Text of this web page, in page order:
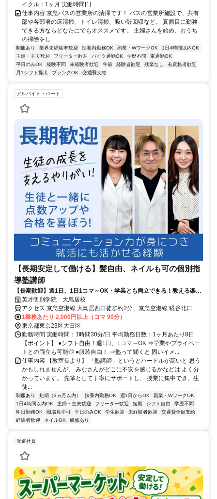
イクル：1ヶ月 実働時間[1]...
仕事内容 京急バスの営業所の清掃です！ バスの営業所施設で、共有
部や各部署の床清掃、トイレ清掃、吸い殻回収など。 真面目に勤務
できる方ならどなたにでもオススメです。 主婦さんを始め、おうち
の掃除をし...
制服あり 業界未経験者歓迎 扶養内勤務OK 副業・WワークOK
1日4時間以内OK
主婦・主夫歓迎
フリーター歓迎 バイク通勤OK 学歴不問
車通勤OK
平日のみOK
経験不問 未経験者歓迎 午前 経験者歓迎 残業なし
有資格者歓迎
月1シフト提出
ブランクOK 交通費支給
アルバイト・パート
【長期安定して働ける】髪自由、ネイルも可の個別指
導塾講師
【長期歓迎】週1日、1日1コマ～OK・学業とも両立できる！教える楽し
さを、実感できる場所へ。
英才個別学院 大鳥居校
アクセス 京急空港線 大鳥居西口徒歩約2分、京急空港線 糀谷北口徒
歩約10分、京急空港線 穴守稲荷徒歩約13分
1業務あたり 2,000円以上（コマ 90分）
東京都東京23区大田区
勤務時間 実働時間：1時間30分/日 平均勤務日数：1ヶ月あたり8日
【ポイント】 ●シフト自由！週1日、1コマ～OK ⇒学業やプライベー
トとの両立も可能◎ ●服装自由！ ⇒塾って聞くと 固いイメ...
仕事内容 【教室長より】 「塾講師」というとハードルが高いと 思う
かもしれませんが、 みなさんがどこに不安を感じるかなどは よく分
かっています。 先輩として丁寧にサポートし、 授業に集中でき、生
徒...
制服あり 短期（3ヵ月以内） 扶養内勤務OK 週1日からOK
副業・WワークOK
1日4時間以内OK
主婦・主夫歓迎 フリーター歓迎 短期 シフト自由
学歴不問
即日勤務OK
職場見学可 平日のみOK 学生歓迎 未経験者歓迎
交通費全額支給
経験者歓迎
ネイルOK 研修あり
派遣社員